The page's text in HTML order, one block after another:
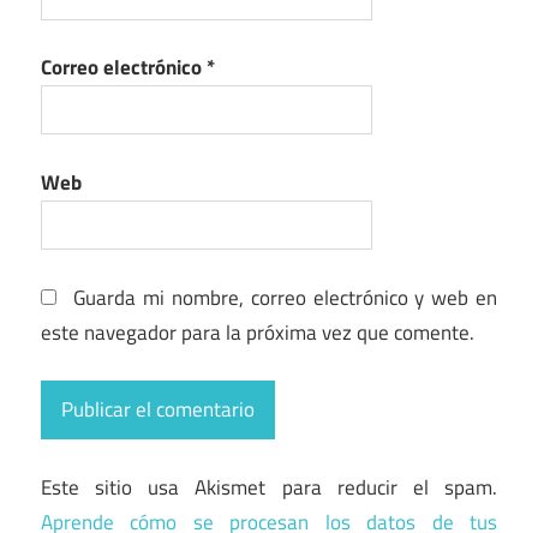
Correo electrónico*
Web
Guarda mi nombre, correo electrónico y web en
este navegador para la próxima vez que comente.
Este sitio usa Akismet para reducir el spam.
Aprende cómo se procesan los datos de tus